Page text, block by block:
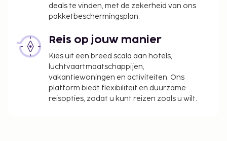
deals te vinden, met de zekerheid van ons
pakketbeschermingsplan.
Reis op jouw manier
Kies uit een breed scala aan hotels,
luchtvaartmaatschappijen,
vakantiewoningen en activiteiten. Ons
platform biedt flexibiliteit en duurzame
reisopties, zodat u kunt reizen zoals u wilt.